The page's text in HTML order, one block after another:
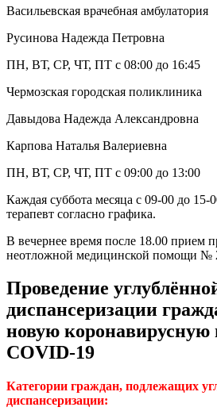
Васильевская врачебная амбулатория
Русинова Надежда Петровна
ПН, ВТ, СР, ЧТ, ПТ с 08:00 до 16:45
Чермозская городская поликлиника
Давыдова Надежда Александровна
Карпова Наталья Валериевна
ПН, ВТ, СР, ЧТ, ПТ с 09:00 до 13:00
Каждая суббота месяца с 09-00 до 15-
терапевт согласно графика.
В вечернее время после 18.00 прием
неотложной медицинской помощи №
Проведение
диспансеризации
новую
COVID-19
Категории граждан, подлежащих
диспансеризации: